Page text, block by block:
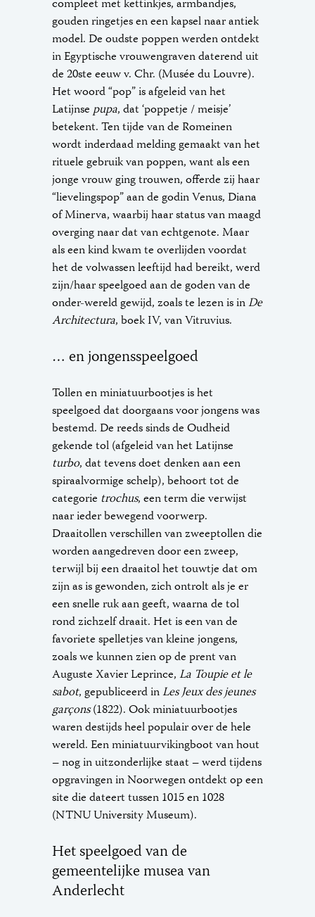
compleet met kettinkjes, armbandjes,
gouden ringetjes en een kapsel naar antiek
model. De oudste poppen werden ontdekt
in Egyptische vrouwengraven daterend uit
de 20ste eeuw v. Chr. (Musée du Louvre).
Het woord “pop” is afgeleid van het
Latijnsepupa, dat ‘poppetje / meisje’
betekent. Ten tijde van de Romeinen
wordt inderdaad melding gemaakt van het
rituele gebruik van poppen, want als een
jonge vrouw ging trouwen, offerde zij haar
“lievelingspop” aan de godin Venus, Diana
of Minerva, waarbij haar status van maagd
overging naar dat van echtgenote. Maar
als een kind kwam te overlijden voordat
het de volwassen leeftijd had bereikt, werd
zijn/haar speelgoed aan de goden van de
onder-wereld gewijd, zoals te lezen is inDe
Architectura, boek IV, van Vitruvius.
… en jongensspeelgoed
Tollen en miniatuurbootjes is het
speelgoed dat doorgaans voor jongens was
bestemd. De reeds sinds de Oudheid
gekende tol (afgeleid van het Latijnse
turbo, dat tevens doet denken aan een
spiraalvormige schelp), behoort tot de
categorie trochus, een term die verwijst
naar ieder bewegend voorwerp.
Draaitollen verschillen van zweeptollen die
worden aangedreven door een zweep,
terwijl bij een draaitol het touwtje dat om
zijn as is gewonden, zich ontrolt als je er
een snelle ruk aan geeft, waarna de tol
rond zichzelf draait. Het is een van de
favoriete spelletjes van kleine jongens,
zoals we kunnen zien op de prent van
Auguste Xavier Leprince,La Toupie et le
sabot, gepubliceerd inLes Jeux des jeunes
garçons(1822). Ook miniatuurbootjes
waren destijds heel populair over de hele
wereld. Een miniatuurvikingboot van hout
– nog in uitzonderlijke staat – werd tijdens
opgravingen in Noorwegen ontdekt op een
site die dateert tussen 1015 en 1028
(NTNU University Museum).
Het speelgoed van de
gemeentelijke musea van
Anderlecht